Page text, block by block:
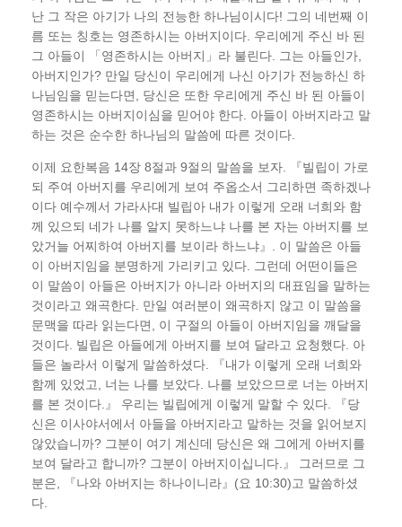
난 그 작은 아기가 나의 전능한 하나님이시다! 그의 네번째 이
름 또는 칭호는 영존하시는 아버지이다. 우리에게 주신 바 된
그 아들이 「영존하시는 아버지」라 불린다. 그는 아들인가,
아버지인가? 만일 당신이 우리에게 나신 아기가 전능하신 하
나님임을 믿는다면, 당신은 또한 우리에게 주신 바 된 아들이
영존하시는 아버지이심을 믿어야 한다. 아들이 아버지라고 말
하는 것은 순수한 하나님의 말씀에 따른 것이다.
이제 요한복음 14장 8절과 9절의 말씀을 보자. 『빌립이 가로
되 주여 아버지를 우리에게 보여 주옵소서 그리하면 족하겠나
이다 예수께서 가라사대 빌립아 내가 이렇게 오래 너희와 함
께 있으되 네가 나를 알지 못하느냐 나를 본 자는 아버지를 보
았거늘 어찌하여 아버지를 보이라 하느냐』. 이 말씀은 아들
이 아버지임을 분명하게 가리키고 있다. 그런데 어떤이들은
이 말씀이 아들은 아버지가 아니라 아버지의 대표임을 말하는
것이라고 왜곡한다. 만일 여러분이 왜곡하지 않고 이 말씀을
문맥을 따라 읽는다면, 이 구절의 아들이 아버지임을 깨달을
것이다. 빌립은 아들에게 아버지를 보여 달라고 요청했다. 아
들은 놀라서 이렇게 말씀하셨다. 『내가 이렇게 오래 너희와
함께 있었고, 너는 나를 보았다. 나를 보았으므로 너는 아버지
를 본 것이다.』 우리는 빌립에게 이렇게 말할 수 있다. 『당
신은 이사야서에서 아들을 아버지라고 말하는 것을 읽어보지
않았습니까? 그분이 여기 계신데 당신은 왜 그에게 아버지를
보여 달라고 합니까? 그분이 아버지이십니다.』 그러므로 그
분은, 『나와 아버지는 하나이니라』(요 10:30)고 말씀하셨
다.